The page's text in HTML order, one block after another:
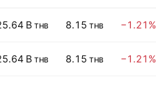
B THB 8.15 THB −1.21%
B THB 8.15 THB −1.21%